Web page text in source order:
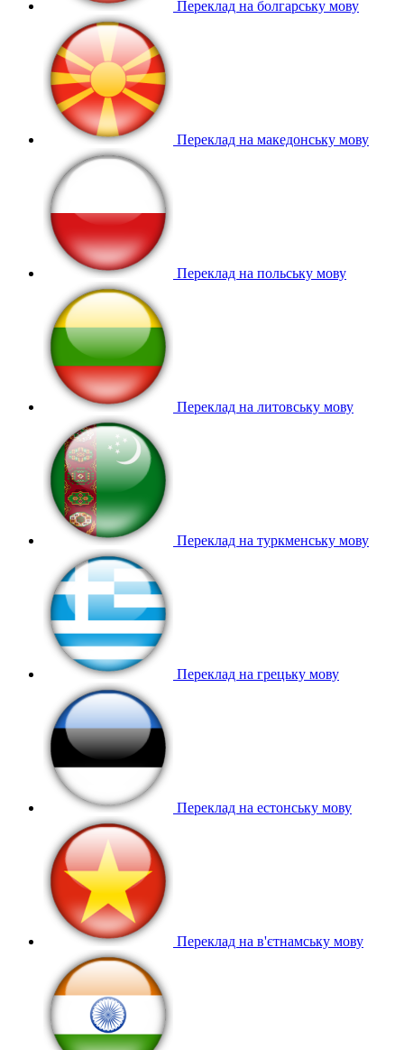
Переклад на болгарську мову
Переклад на македонську мову
Переклад на польську мову
Переклад на литовську мову
Переклад на туркменську мову
Переклад на грецьку мову
Переклад на естонську мову
Переклад на в'єтнамську мову